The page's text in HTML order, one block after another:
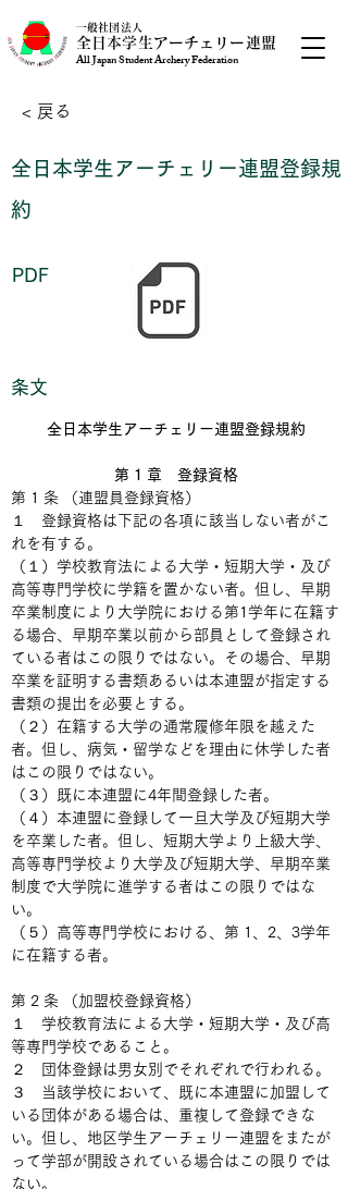
一般社団法人
全日本学生アーチェリー連盟
All Japan Student Archery Federation
< 戻る
全日本学生アーチェリー連盟登録規
約
PDF
条文
全日本学生アーチェリー連盟登録規約
第 1 章　登録資格
第 1 条 （連盟員登録資格）
１　登録資格は下記の各項に該当しない者がこ
れを有する。
（１）学校教育法による大学・短期大学・及び
高等専門学校に学籍を置かない者。但し、早期
卒業制度により大学院における第1学年に在籍す
る場合、早期卒業以前から部員として登録され
ている者はこの限りではない。その場合、早期
卒業を証明する書類あるいは本連盟が指定する
書類の提出を必要とする。
（２）在籍する大学の通常履修年限を越えた
者。但し、病気・留学などを理由に休学した者
はこの限りではない。
（３）既に本連盟に4年間登録した者。
（４）本連盟に登録して一旦大学及び短期大学
を卒業した者。但し、短期大学より上級大学、
高等専門学校より大学及び短期大学、早期卒業
制度で大学院に進学する者はこの限りではな
い。
（５）高等専門学校における、第 1、2、3学年
に在籍する者。
第 2 条 （加盟校登録資格）
１　学校教育法による大学・短期大学・及び高
等専門学校であること。
２　団体登録は男女別でそれぞれで行われる。
３　当該学校において、既に本連盟に加盟して
いる団体がある場合は、重複して登録できな
い。但し、地区学生アーチェリー連盟をまたが
って学部が開設されている場合はこの限りでは
ない。